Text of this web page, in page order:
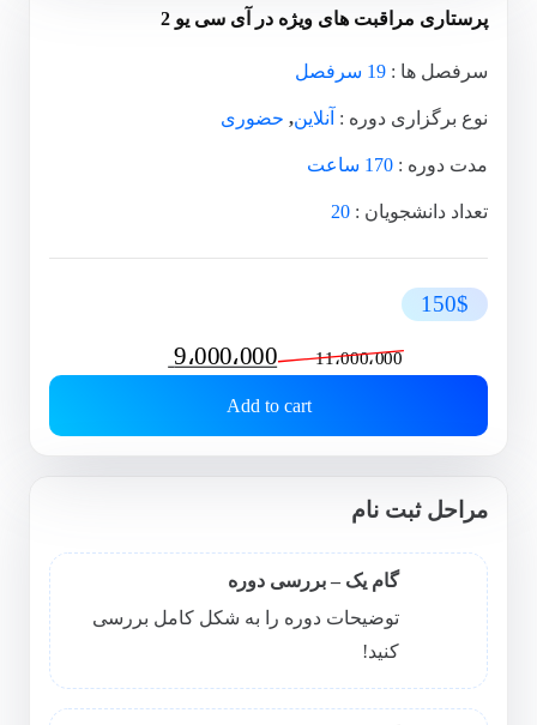
پرستاری مراقبت های ویژه در آی سی یو 2
سرفصل ها : 19 سرفصل
نوع برگزاری دوره : آنلاین, حضوری
مدت دوره : 170 ساعت
تعداد دانشجویان : 20
150$
11،000،000
Original
price
was:
9،000،000
Current
price
is:
Add to cart
مراحل ثبت نام
گام یک – بررسی دوره
توضیحات دوره را به شکل کامل بررسی
کنید!